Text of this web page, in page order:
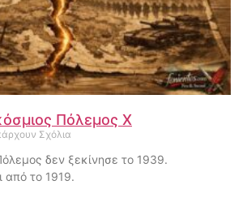
Πόλεμος X
Σχόλια
δεν ξεκίνησε το 1939.
από το 1919.